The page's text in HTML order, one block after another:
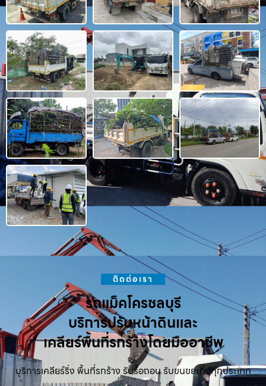
ติดต่อเรา
รถแม็คโครชลบุรี
บริการปรับหน้าดินและ
เคลียร์พื้นที่รกร้างโดยมืออาชีพ
บริการเคลียร์ริ่ง พื้นที่รกร้าง รับรื้อถอน รับขนขยะทิ้งทุกประเภท